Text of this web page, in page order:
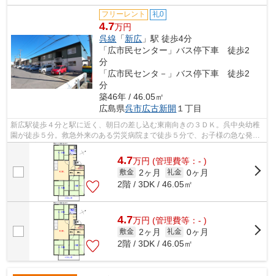
フリーレント 礼0
4.7万円
呉線 「新広 」駅 徒歩4分
「広市民センター」バス停下車 徒歩2
分
「広市民センタ－」バス停下車 徒歩2
分
築46年 / 46.05㎡
広島県呉市広古新開 １丁目
新広駅徒歩４分と駅に近く、朝日の差し込む東南向きの３ＤＫ。呉中央幼稚
園が徒歩５分。救急外来のある労災病院まで徒歩５分で、お子様の急な発熱
時にも安心です。呉市で新生活をスタ...
4.7万円 (管理費等：- )
敷金 2ヶ月 礼金 0ヶ月
2階 / 3DK / 46.05㎡
4.7万円 (管理費等：- )
敷金 2ヶ月 礼金 0ヶ月
2階 / 3DK / 46.05㎡